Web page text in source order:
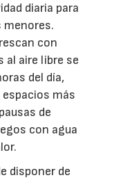
diaria para
menores.
con
al aire libre se
del día,
más
de
con agua
disponer de